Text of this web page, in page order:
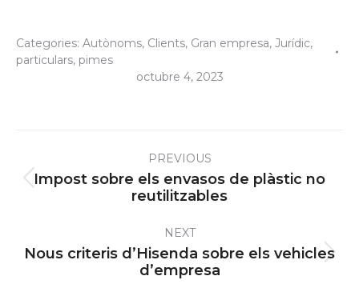
Categories: Autònoms, Clients, Gran empresa, Jurídic,
particulars, pimes
octubre 4, 2023
navigationPREVIOUS
Previous
post:
Impost sobre els envasos de plàstic no
reutilitzables
NEXT
Next
post:
Nous criteris d’Hisenda sobre els vehicles
d’empresa